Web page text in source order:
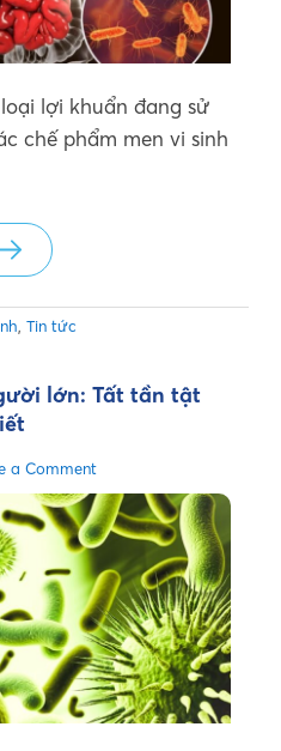
lợi khuẩn đang sử
chế phẩm men vi sinh
,Tin tức
lớn: Tất tần tật
a Comment